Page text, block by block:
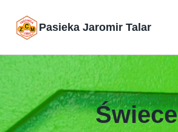
Pasieka Jaromir Talar
Świece